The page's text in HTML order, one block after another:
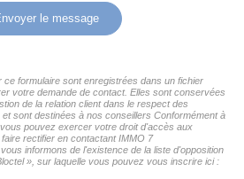
le message
formulaire sont enregistrées dans un fichier
votre demande de contact. Elles sont conservées
de la relation client dans le respect des
sont destinées à nos conseillers Conformément à
pouvez exercer votre droit d'accès aux
rectifier en contactant IMMO 7
informons de l'existence de la liste d'opposition
», sur laquelle vous pouvez vous inscrire ici :